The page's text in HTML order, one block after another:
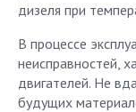
дизеля при
В процессе
неисправностей,
двигателей. Не
будущих